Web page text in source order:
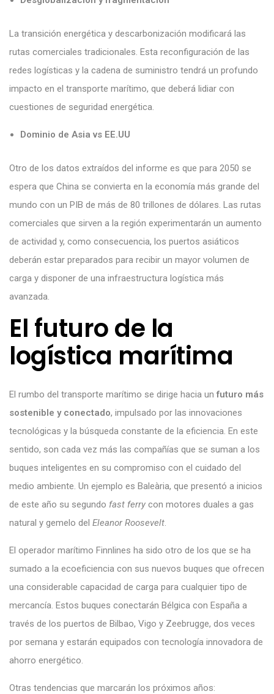
La transición energética y descarbonización modificará las
rutas comerciales tradicionales. Esta reconfiguración de las
redes logísticas y la cadena de suministro tendrá un profundo
impacto en el transporte marítimo, que deberá lidiar con
cuestiones de seguridad energética.
Dominio de Asia vs EE.UU
Otro de los datos extraídos del informe es que para 2050 se
espera que China se convierta en la economía más grande del
mundo con un PIB de más de 80 trillones de dólares. Las rutas
comerciales que sirven a la región experimentarán un aumento
de actividad y, como consecuencia, los puertos asiáticos
deberán estar preparados para recibir un mayor volumen de
carga y disponer de una infraestructura logística más
avanzada.
El futuro de la
logística marítima
El rumbo del transporte marítimo se dirige hacia unfuturo más
sostenible y conectado, impulsado por las innovaciones
tecnológicas y la búsqueda constante de la eficiencia. En este
sentido, son cada vez más las compañías que se suman a los
buques inteligentes en su compromiso con el cuidado del
medio ambiente. Un ejemplo es Baleària, que presentó a inicios
de este año su segundo fast ferry con motores duales a gas
natural y gemelo del Eleanor Roosevelt
El operador marítimo Finnlines ha sido otro de los que se ha
sumado a la ecoeficiencia con sus nuevos buques que ofrecen
una considerable capacidad de carga para cualquier tipo de
mercancía. Estos buques conectarán Bélgica con España a
través de los puertos de Bilbao, Vigo y Zeebrugge, dos veces
por semana y estarán equipados con tecnología innovadora de
ahorro energético.
Otras tendencias que marcarán los próximos años: